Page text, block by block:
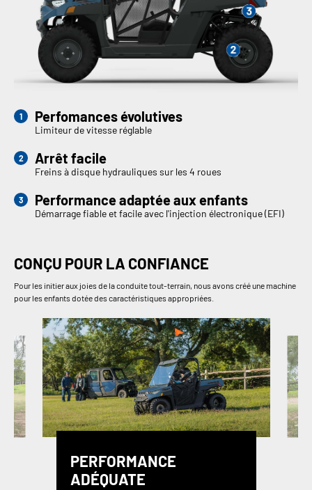
Perfomances évolutives
Limiteur de vitesse réglable
Arrêt facile
Freins à disque hydrauliques sur les 4 roues
Performance adaptée aux enfants
Démarrage fiable et facile avec l'injection électronique (EFI)
CONÇU POUR LA CONFIANCE
Pour les initier aux joies de la conduite tout-terrain, nous avons créé une machine
pour les enfants dotée des caractéristiques appropriées.
PERFORMANCE
ADÉQUATE